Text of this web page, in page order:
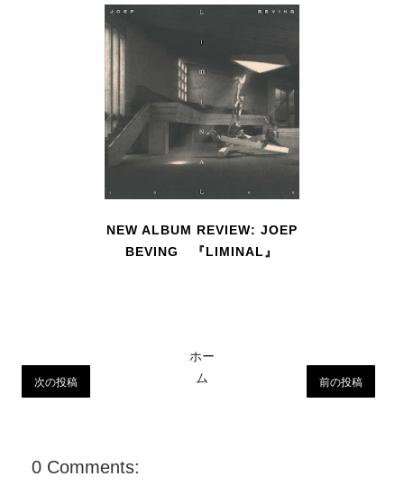
NEW ALBUM REVIEW: JOEP
BEVING 『LIMINAL』
次の投稿 前の投稿
ホー
ム
0 Comments: